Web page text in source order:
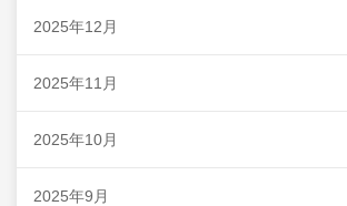
2025年12月
2025年11月
2025年10月
2025年9月